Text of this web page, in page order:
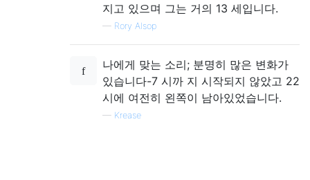
지고 있으며 그는 거의 13 세입니다.
— Rory Alsop
나에게 맞는 소리; 분명히 많은 변화가
있습니다-7 시까 지 시작되지 않았고 22
시에 여전히 왼쪽이 남아있었습니다.
— Krease